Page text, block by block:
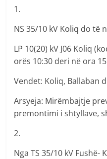
1.
NS 35/10 kV Koliq do të
LP 10(20) kV J06 Koliq
orës 10:30 deri në ora
Vendet: Koliq, Ballaban
Arsyeja: Mirëmbajtje
premontimi i shtyllave,
2.
Nga TS 35/10 kV